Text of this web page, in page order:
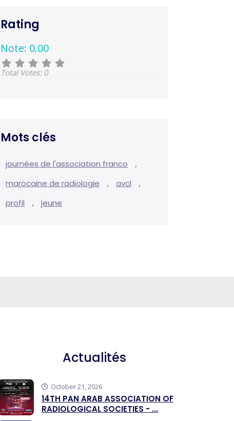
Rating
Note: 0.00
Total Votes: 0
Mots clés
journées de l'association franco ,
marocaine de radiologie , avcl ,
profil , jeune
Actualités
October 21, 2026
14TH PAN ARAB ASSOCIATION OF
RADIOLOGICAL SOCIETIES - ...